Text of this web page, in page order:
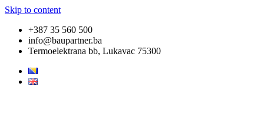
Skip to content
+387 35 560 500
info@baupartner.ba
Termoelektrana bb, Lukavac 75300